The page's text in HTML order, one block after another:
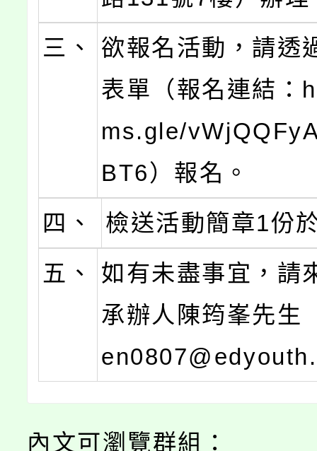
三、
欲報名活動，請透
表單（報名連結
ms.gle/
BT6）報名。
四、
檢送活動簡章1份
五、
如有未盡事宜，請
承辦人陳筠峯先生
內文可瀏覽群組：